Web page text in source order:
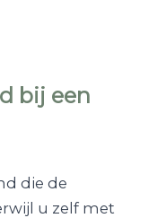
bij een
die de
u zelf met